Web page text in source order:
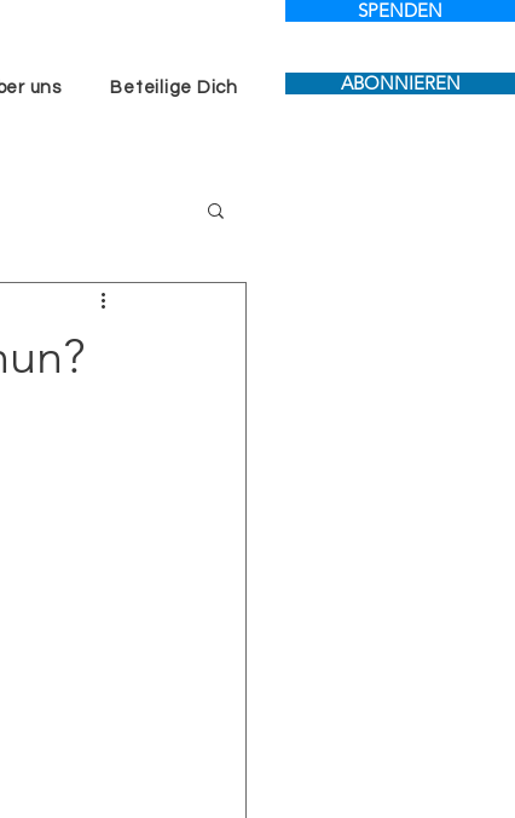
SPENDEN
ABONNIEREN
uns Beteilige Dich